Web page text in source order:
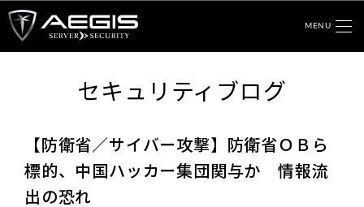
MENU
セキュリティブログ
【防衛省／サイバー攻撃】防衛省ＯＢら
標的、中国ハッカー集団関与か 情報流
出の恐れ